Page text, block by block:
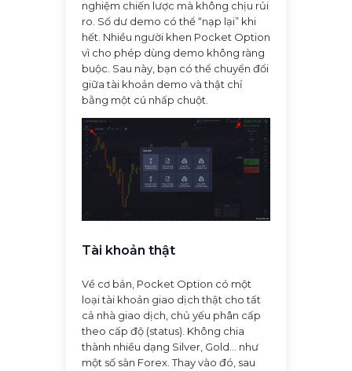
nghiệm chiến lược mà không chịu rủi
ro. Số dư demo có thể “nạp lại” khi
hết. Nhiều người khen Pocket Option
vì cho phép dùng demo không ràng
buộc. Sau này, bạn có thể chuyển đổi
giữa tài khoản demo và thật chỉ
bằng một cú nhấp chuột.
Tài khoản thật
Về cơ bản, Pocket Option có một
loại tài khoản giao dịch thật cho tất
cả nhà giao dịch, chủ yếu phân cấp
theo cấp độ (status). Không chia
thành nhiều dạng Silver, Gold... như
một số sàn Forex. Thay vào đó, sau